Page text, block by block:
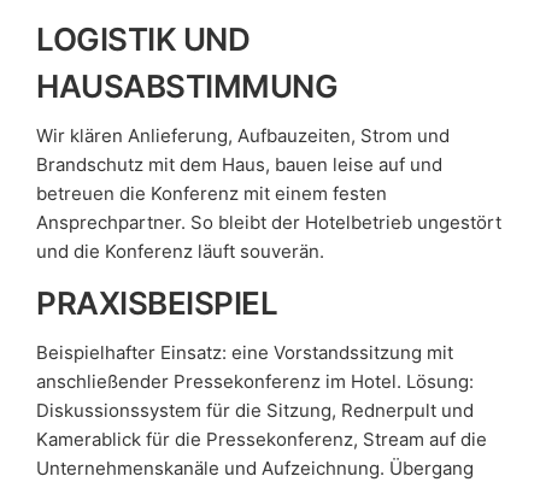
LOGISTIK UND
HAUSABSTIMMUNG
Wir klären Anlieferung, Aufbauzeiten, Strom und
Brandschutz mit dem Haus, bauen leise auf und
betreuen die Konferenz mit einem festen
Ansprechpartner. So bleibt der Hotelbetrieb ungestört
und die Konferenz läuft souverän.
PRAXISBEISPIEL
Beispielhafter Einsatz: eine Vorstandssitzung mit
anschließender Pressekonferenz im Hotel. Lösung:
Diskussionssystem für die Sitzung, Rednerpult und
Kamerablick für die Pressekonferenz, Stream auf die
Unternehmenskanäle und Aufzeichnung. Übergang